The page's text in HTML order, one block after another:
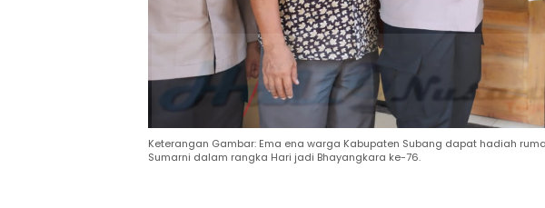
Keterangan Gambar: Ema ena warga Kabupaten Subang dapat hadiah
Sumarni dalam rangka Hari jadi Bhayangkara ke-76.